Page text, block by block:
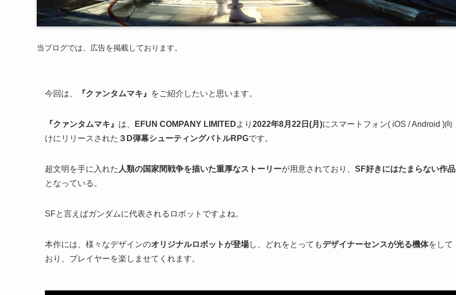
当ブログでは、広告を掲載しております。
今回は、 『クァンタムマキ』 をご紹介したいと思います。
『クァンタムマキ』 は、 EFUN COMPANY LIMITEDより 2022年8月22日(月)にスマートフォン( iOS / Android )向
けにリリースされた ３D弾幕シューティングバトルRPGです。
超文明を手に入れた 人類の国家間戦争を描いた重厚なストーリーが用意されており、 SF好きにはたまらない作品
となっている。
SFと言えばガンダムに代表されるロボットですよね。
本作には、様々なデザインのオリジナルロボットが登場し、どれをとってもデザイナーセンスが光る機体をして
おり、プレイヤーを楽しませてくれます。